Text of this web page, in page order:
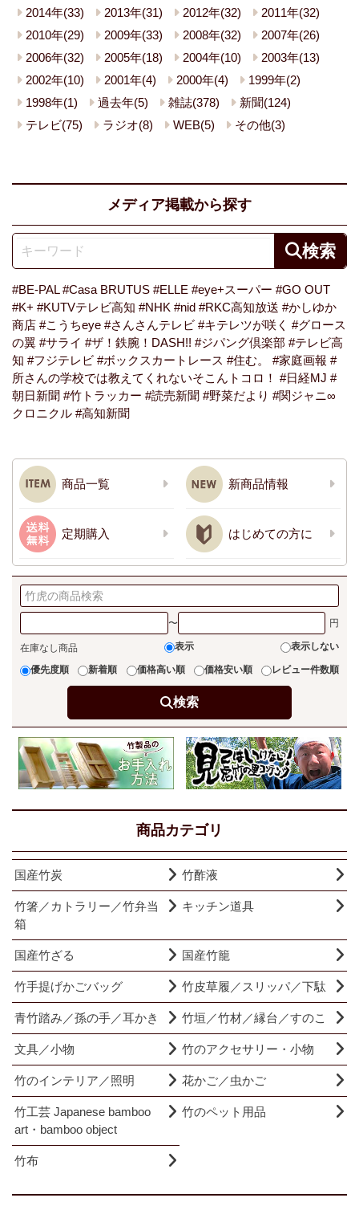
2014年(33) 2013年(31) 2012年(32)
2011年(32)
2010年(29)
2009年(33) 2008年(32)
2007年(26)
2006年(32)
2005年(18) 2004年(10)
2003年(13)
2002年(10)
2001年(4) 2000年(4)
1999年(2)
1998年(1)
過去年(5) 雑誌(378)
新聞(124)
テレビ(75)
ラジオ(8) WEB(5) その他(3)
メディア掲載から探す
#BE-PAL #Casa BRUTUS #ELLE #eye+スーパー #GO OUT
#K+ #KUTVテレビ高知 #NHK #nid #RKC高知放送 #かしゆか
商店 #こうちeye #さんさんテレビ #キテレツが咲く #グロース
の翼 #サライ #ザ！鉄腕！DASH!! #ジパング倶楽部 #テレビ高
知 #フジテレビ #ボックスカートレース #住む。 #家庭画報 #
所さんの学校では教えてくれないそこんトコロ！ #日経MJ #
朝日新聞 #竹トラッカー #読売新聞 #野菜だより #関ジャニ∞
クロニクル #高知新聞
商品一覧 新商品情報
定期購入 はじめての方に
〜
在庫なし商品 表示 表示しない
優先度順 新着順 価格高い順 価格安い順 レビュー件数順
検索
商品カテゴリ
国産竹炭 竹酢液
竹箸／カトラリー／竹弁当
箱
キッチン道具
国産竹ざる 国産竹籠
竹手提げかごバッグ 竹皮草履／スリッパ／下駄
青竹踏み／孫の手／耳かき 竹垣／竹材／縁台／すのこ
文具／小物 竹のアクセサリー・小物
竹のインテリア／照明 花かご／虫かご
竹工芸 Japanese bamboo
art・bamboo object
竹のペット用品
竹布